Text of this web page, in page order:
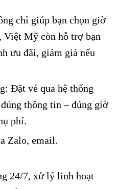
chỉ giúp bạn chọn giờ
Việt Mỹ còn hỗ trợ bạn
ưu đãi, giảm giá nếu
Đặt vé qua hệ thống
thông tin – đúng giờ
phí.
Zalo, email.
24/7, xử lý linh hoạt